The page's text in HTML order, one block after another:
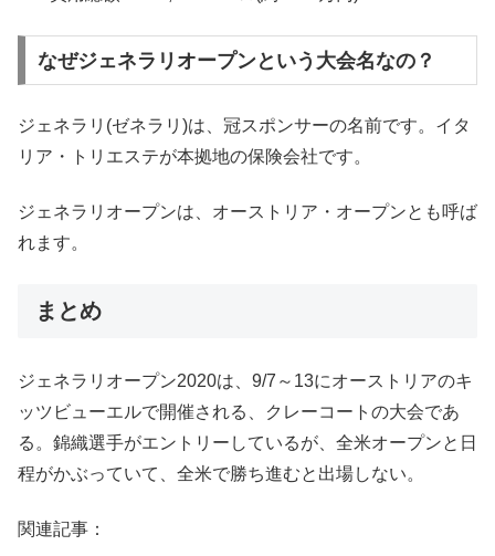
なぜジェネラリオープンという大会名なの？
ジェネラリ(ゼネラリ)は、冠スポンサーの名前です。イタ
リア・トリエステが本拠地の保険会社です。
ジェネラリオープンは、オーストリア・オープンとも呼ば
れます。
まとめ
ジェネラリオープン2020は、9/7～13にオーストリアのキ
ッツビューエルで開催される、クレーコートの大会であ
る。錦織選手がエントリーしているが、全米オープンと日
程がかぶっていて、全米で勝ち進むと出場しない。
関連記事：